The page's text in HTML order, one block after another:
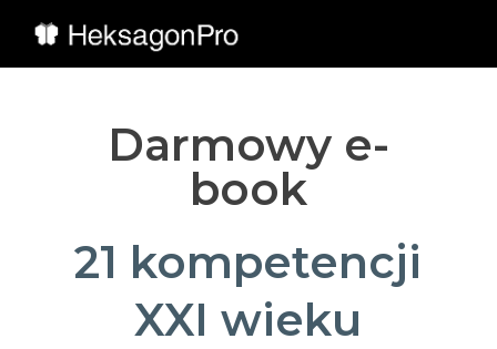
Darmowy e-
book
21 kompetencji
XXI wieku